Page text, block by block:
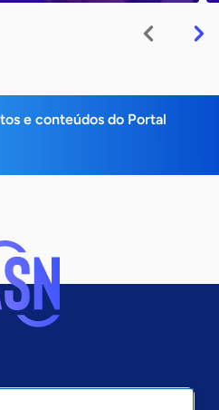
e conteúdos do Portal